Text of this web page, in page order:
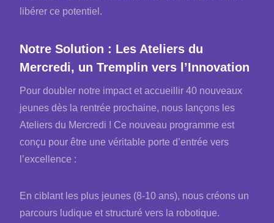
libérer ce potentiel.
Notre Solution : Les Ateliers du
Mercredi, un Tremplin vers l’Innovation
Pour doubler notre impact et accueillir 40 nouveaux
jeunes dès la rentrée prochaine, nous lançons les
Ateliers du Mercredi ! Ce nouveau programme est
conçu pour être une véritable porte d’entrée vers
l’excellence :
En ciblant les plus jeunes (8-10 ans), nous créons un
parcours ludique et structuré vers la robotique.